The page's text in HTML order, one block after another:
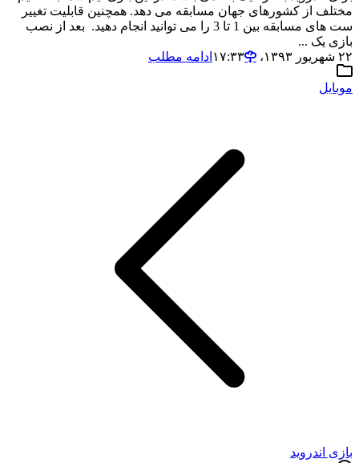
مختلف از کشورهای جهان مسابقه می دهد. همچنین قابلیت تغییر
ست های مسابقه بین 1 تا 3 را می توانید انجام دهید. بعد از نصب
بازی یک ...
۲۲ شهریور ۱۳۹۳،‏ ۱۷:۳۳
ادامه مطلب
موبایل
بازی اندروید